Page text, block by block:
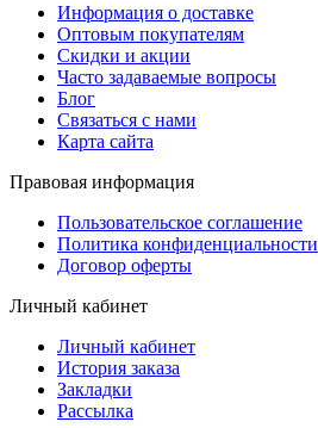
Информация о доставке
Оптовым покупателям
Скидки и акции
Часто задаваемые вопросы
Блог
Связаться с нами
Карта сайта
Правовая информация
Пользовательское соглашение
Политика конфиденциальности
Договор оферты
Личный кабинет
Личный кабинет
История заказа
Закладки
Рассылка